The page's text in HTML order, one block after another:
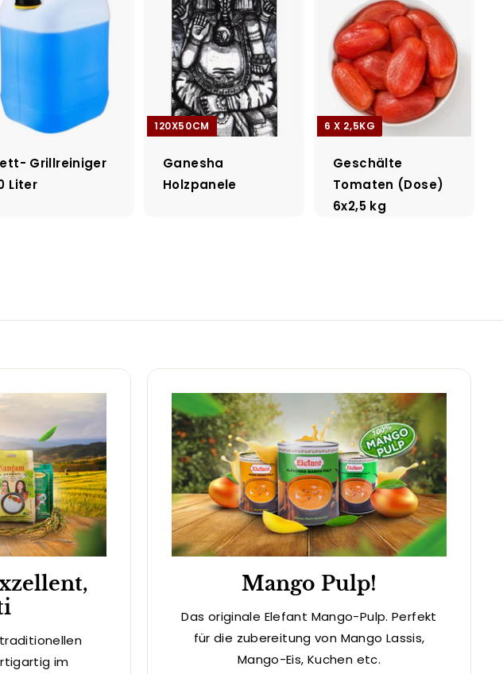
Grillreiniger
Liter
120X50CM
Ganesha
Holzpanele
6 X 2,5KG
Geschälte
Tomaten (Dose)
6x2,5 kg
im
Mango Pulp!
Das originale Elefant Mango-Pulp. Perfekt
für die zubereitung von Mango Lassis,
Mango-Eis, Kuchen etc.